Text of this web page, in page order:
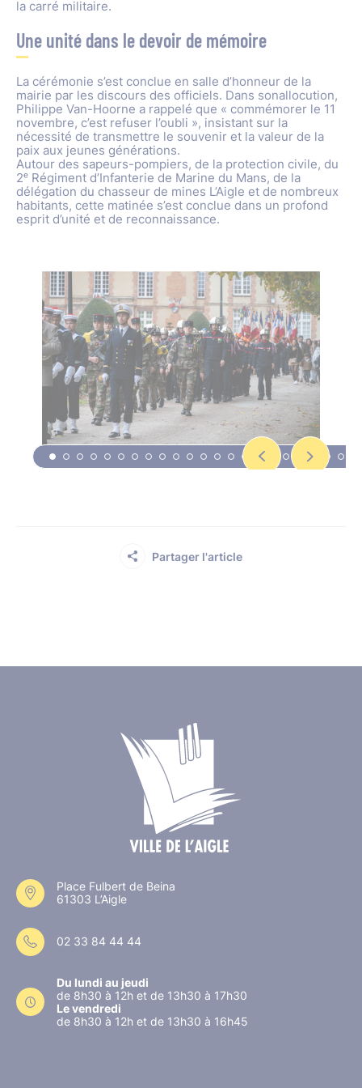
la carré militaire.
Une unité dans le devoir de mémoire
La cérémonie s’est conclue en salle d’honneur de la
mairie par les discours des officiels. Dans sonallocution,
Philippe Van-Hoorne a rappelé que « commémorer le 11
novembre, c’est refuser l’oubli », insistant sur la
nécessité de transmettre le souvenir et la valeur de la
paix aux jeunes générations.
Autour des sapeurs-pompiers, de la protection civile, du
2ᵉ Régiment d’Infanterie de Marine du Mans, de la
délégation du chasseur de mines L’Aigle et de nombreux
habitants, cette matinée s’est conclue dans un profond
esprit d’unité et de reconnaissance.
Partager l'article
Place Fulbert de Beina
61303 L’Aigle
02 33 84 44 44
Du lundi au jeudi
de 8h30 à 12h et de 13h30 à 17h30
Le vendredi
de 8h30 à 12h et de 13h30 à 16h45